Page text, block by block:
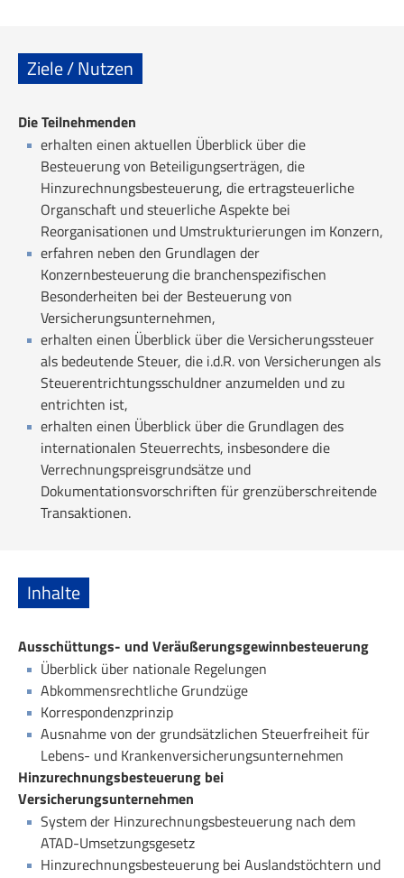
Ziele / Nutzen
Die Teilnehmenden
erhalten einen aktuellen Überblick über die
Besteuerung von Beteiligungserträgen, die
Hinzurechnungsbesteuerung, die ertragsteuerliche
Organschaft und steuerliche Aspekte bei
Reorganisationen und Umstrukturierungen im Konzern,
erfahren neben den Grundlagen der
Konzernbesteuerung die branchenspezifischen
Besonderheiten bei der Besteuerung von
Versicherungsunternehmen,
erhalten einen Überblick über die Versicherungssteuer
als bedeutende Steuer, die i.d.R. von Versicherungen als
Steuerentrichtungsschuldner anzumelden und zu
entrichten ist,
erhalten einen Überblick über die Grundlagen des
internationalen Steuerrechts, insbesondere die
Verrechnungspreisgrundsätze und
Dokumentationsvorschriften für grenzüberschreitende
Transaktionen.
Inhalte
Ausschüttungs- und Veräußerungsgewinnbesteuerung
Überblick über nationale Regelungen
Abkommensrechtliche Grundzüge
Korrespondenzprinzip
Ausnahme von der grundsätzlichen Steuerfreiheit für
Lebens- und Krankenversicherungsunternehmen
Hinzurechnungsbesteuerung bei
Versicherungsunternehmen
System der Hinzurechnungsbesteuerung nach dem
ATAD-Umsetzungsgesetz
Hinzurechnungsbesteuerung bei Auslandstöchtern und